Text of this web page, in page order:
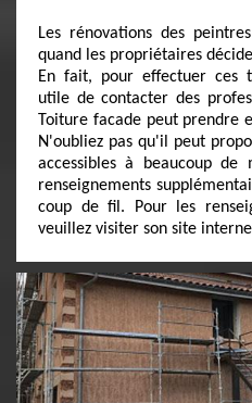
Les rénovations des
quand les propriétaires
En fait, pour effectuer ces
utile de contacter des
Toiture facade peut prendre
N'oubliez pas qu'il peut
accessibles à beaucoup de
renseignements
coup de fil. Pour les
veuillez visiter son site